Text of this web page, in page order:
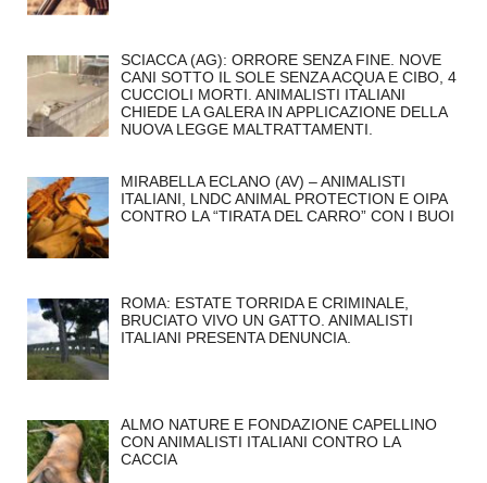
SCIACCA (AG): ORRORE SENZA FINE. NOVE
CANI SOTTO IL SOLE SENZA ACQUA E CIBO, 4
CUCCIOLI MORTI. ANIMALISTI ITALIANI
CHIEDE LA GALERA IN APPLICAZIONE DELLA
NUOVA LEGGE MALTRATTAMENTI.
MIRABELLA ECLANO (AV) – ANIMALISTI
ITALIANI, LNDC ANIMAL PROTECTION E OIPA
CONTRO LA “TIRATA DEL CARRO” CON I BUOI
ROMA: ESTATE TORRIDA E CRIMINALE,
BRUCIATO VIVO UN GATTO. ANIMALISTI
ITALIANI PRESENTA DENUNCIA.
ALMO NATURE E FONDAZIONE CAPELLINO
CON ANIMALISTI ITALIANI CONTRO LA
CACCIA